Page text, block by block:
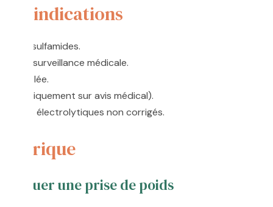
indications
aux sulfamides.
sans surveillance médicale.
contrôlée.
uniquement sur avis médical).
électrolytiques non corrigés.
une prise de poids